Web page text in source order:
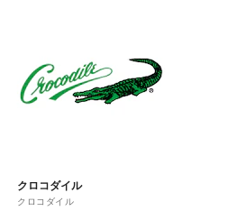
クロコダイル
クロコダイル